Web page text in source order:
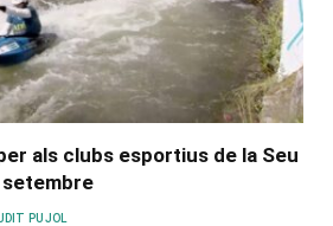
als clubs esportius de la Seu
setembre
PUJOL